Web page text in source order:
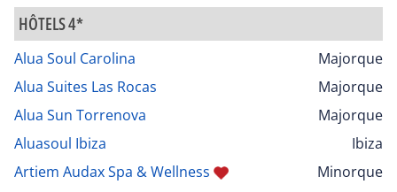
HÔTELS 4*
Alua Soul Carolina
Majorque
Alua Suites Las Rocas
Majorque
Alua Sun Torrenova
Majorque
Aluasoul Ibiza
Ibiza
Artiem Audax Spa & Wellness
Minorque